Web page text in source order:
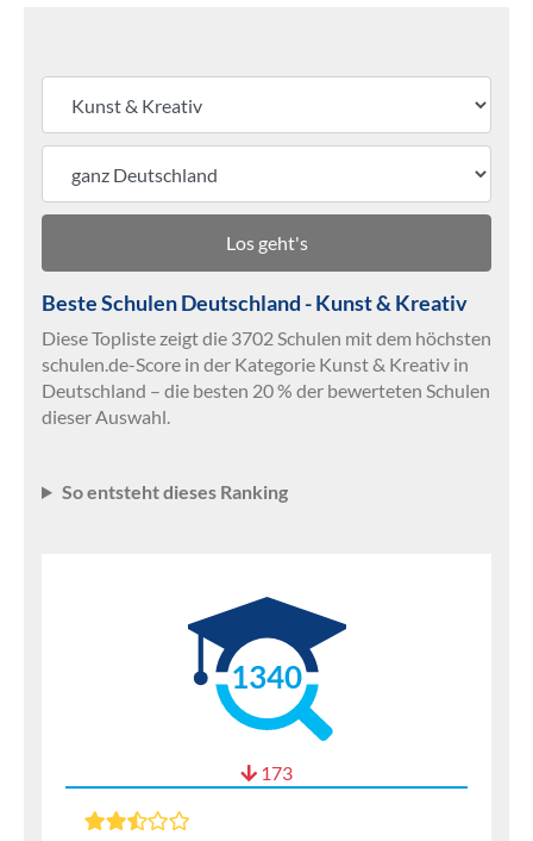
Los geht's
Beste Schulen Deutschland - Kunst & Kreativ
Diese Topliste zeigt die 3702 Schulen mit dem höchsten
schulen.de-Score in der Kategorie Kunst & Kreativ in
Deutschland – die besten 20 % der bewerteten Schulen
dieser Auswahl.
So entsteht dieses Ranking
1340
173